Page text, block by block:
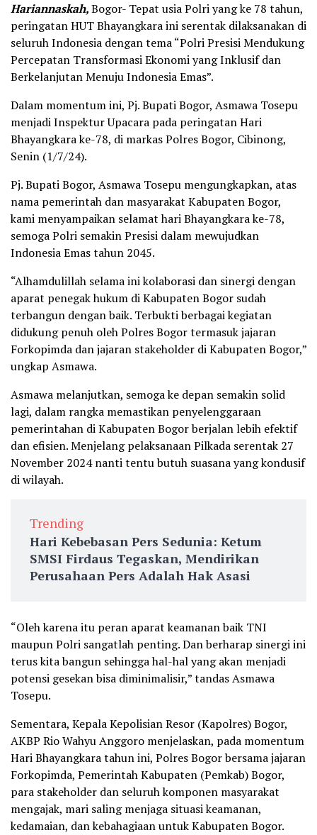
Hariannaskah,Bogor- Tepat usia Polri yang ke 78 tahun,
peringatan HUT Bhayangkara ini serentak dilaksanakan di
seluruh Indonesia dengan tema “Polri Presisi Mendukung
Percepatan Transformasi Ekonomi yang Inklusif dan
Berkelanjutan Menuju Indonesia Emas”.
Dalam momentum ini, Pj. Bupati Bogor, Asmawa Tosepu
menjadi Inspektur Upacara pada peringatan Hari
Bhayangkara ke-78, di markas Polres Bogor, Cibinong,
Senin (1/7/24).
Pj. Bupati Bogor, Asmawa Tosepu mengungkapkan, atas
nama pemerintah dan masyarakat Kabupaten Bogor,
kami menyampaikan selamat hari Bhayangkara ke-78,
semoga Polri semakin Presisi dalam mewujudkan
Indonesia Emas tahun 2045.
“Alhamdulillah selama ini kolaborasi dan sinergi dengan
aparat penegak hukum di Kabupaten Bogor sudah
terbangun dengan baik. Terbukti berbagai kegiatan
didukung penuh oleh Polres Bogor termasuk jajaran
Forkopimda dan jajaran stakeholder di Kabupaten Bogor,”
ungkap Asmawa.
Asmawa melanjutkan, semoga ke depan semakin solid
lagi, dalam rangka memastikan penyelenggaraan
pemerintahan di Kabupaten Bogor berjalan lebih efektif
dan efisien. Menjelang pelaksanaan Pilkada serentak 27
November 2024 nanti tentu butuh suasana yang kondusif
di wilayah.
Trending
Hari Kebebasan Pers Sedunia: Ketum
SMSI Firdaus Tegaskan, Mendirikan
Perusahaan Pers Adalah Hak Asasi
“Oleh karena itu peran aparat keamanan baik TNI
maupun Polri sangatlah penting. Dan berharap sinergi ini
terus kita bangun sehingga hal-hal yang akan menjadi
potensi gesekan bisa diminimalisir,” tandas Asmawa
Tosepu.
Sementara, Kepala Kepolisian Resor (Kapolres) Bogor,
AKBP Rio Wahyu Anggoro menjelaskan, pada momentum
Hari Bhayangkara tahun ini, Polres Bogor bersama jajaran
Forkopimda, Pemerintah Kabupaten (Pemkab) Bogor,
para stakeholder dan seluruh komponen masyarakat
mengajak, mari saling menjaga situasi keamanan,
kedamaian, dan kebahagiaan untuk Kabupaten Bogor.